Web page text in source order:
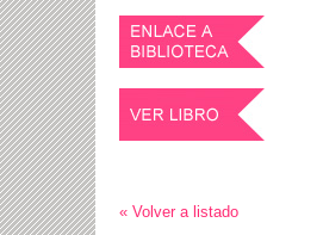
« Volver a listado